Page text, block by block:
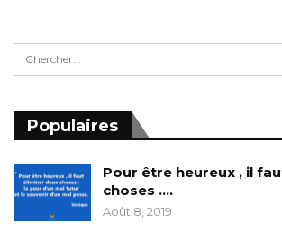
Populaires
Pour être heureux , il
choses ….
Août 8, 2019